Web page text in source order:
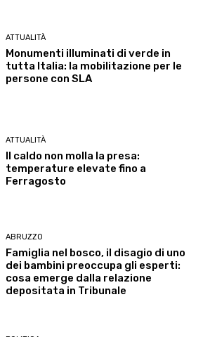
ATTUALITÀ
Monumenti illuminati di verde in
tutta Italia: la mobilitazione per le
persone con SLA
ATTUALITÀ
Il caldo non molla la presa:
temperature elevate fino a
Ferragosto
ABRUZZO
Famiglia nel bosco, il disagio di uno
dei bambini preoccupa gli esperti:
cosa emerge dalla relazione
depositata in Tribunale